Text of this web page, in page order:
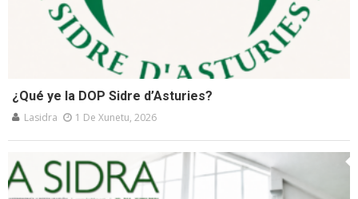
¿Qué ye la DOP Sidre d’Asturies?
Lasidra 1 De Xunetu, 2026